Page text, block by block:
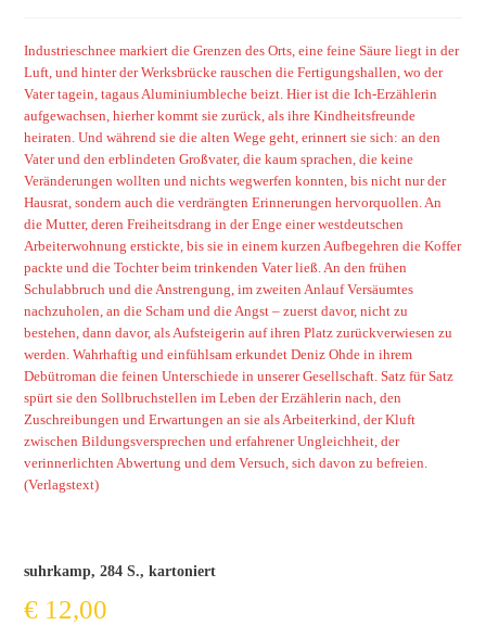
Industrieschnee markiert die Grenzen des Orts, eine feine Säure liegt in der
Luft, und hinter der Werksbrücke rauschen die Fertigungshallen, wo der
Vater tagein, tagaus Aluminiumbleche beizt. Hier ist die Ich-Erzählerin
aufgewachsen, hierher kommt sie zurück, als ihre Kindheitsfreunde
heiraten. Und während sie die alten Wege geht, erinnert sie sich: an den
Vater und den erblindeten Großvater, die kaum sprachen, die keine
Veränderungen wollten und nichts wegwerfen konnten, bis nicht nur der
Hausrat, sondern auch die verdrängten Erinnerungen hervorquollen. An
die Mutter, deren Freiheitsdrang in der Enge einer westdeutschen
Arbeiterwohnung erstickte, bis sie in einem kurzen Aufbegehren die Koffer
packte und die Tochter beim trinkenden Vater ließ. An den frühen
Schulabbruch und die Anstrengung, im zweiten Anlauf Versäumtes
nachzuholen, an die Scham und die Angst – zuerst davor, nicht zu
bestehen, dann davor, als Aufsteigerin auf ihren Platz zurückverwiesen zu
werden. Wahrhaftig und einfühlsam erkundet Deniz Ohde in ihrem
Debütroman die feinen Unterschiede in unserer Gesellschaft. Satz für Satz
spürt sie den Sollbruchstellen im Leben der Erzählerin nach, den
Zuschreibungen und Erwartungen an sie als Arbeiterkind, der Kluft
zwischen Bildungsversprechen und erfahrener Ungleichheit, der
verinnerlichten Abwertung und dem Versuch, sich davon zu befreien.
(Verlagstext)
suhrkamp, 284 S., kartoniert
€ 12,00